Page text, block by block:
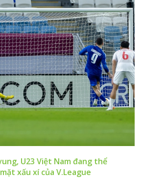
U23 Việt Nam đang thể
xấu xí của V.League